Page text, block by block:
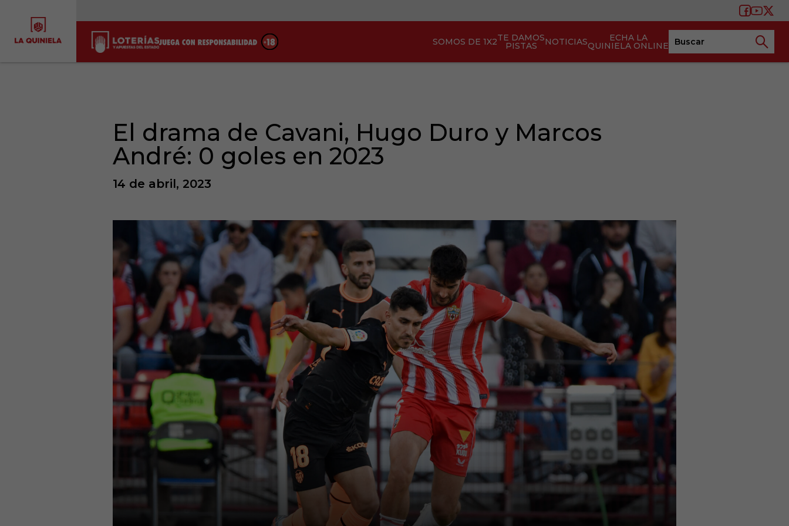
SOMOS DE 1X2TE DAMOS
PISTAS NOTICIAS ECHA LA
QUINIELA ONLINE
El drama de Cavani, Hugo Duro y Marcos
André: 0 goles en 2023
14 de abril, 2023